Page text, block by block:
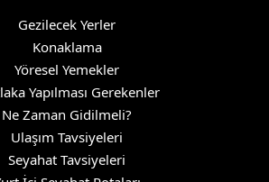
Gezilecek Yerler
Konaklama
Yöresel Yemekler
Yapılması Gerekenler
Ne Zaman Gidilmeli?
Ulaşım Tavsiyeleri
Seyahat Tavsiyeleri